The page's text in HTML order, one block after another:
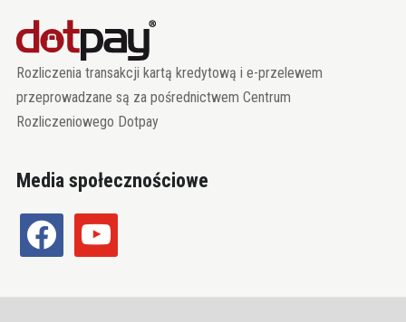
Rozliczenia transakcji kartą kredytową i e-przelewem
przeprowadzane są za pośrednictwem Centrum
Rozliczeniowego Dotpay
Media społecznościowe
facebook youtube